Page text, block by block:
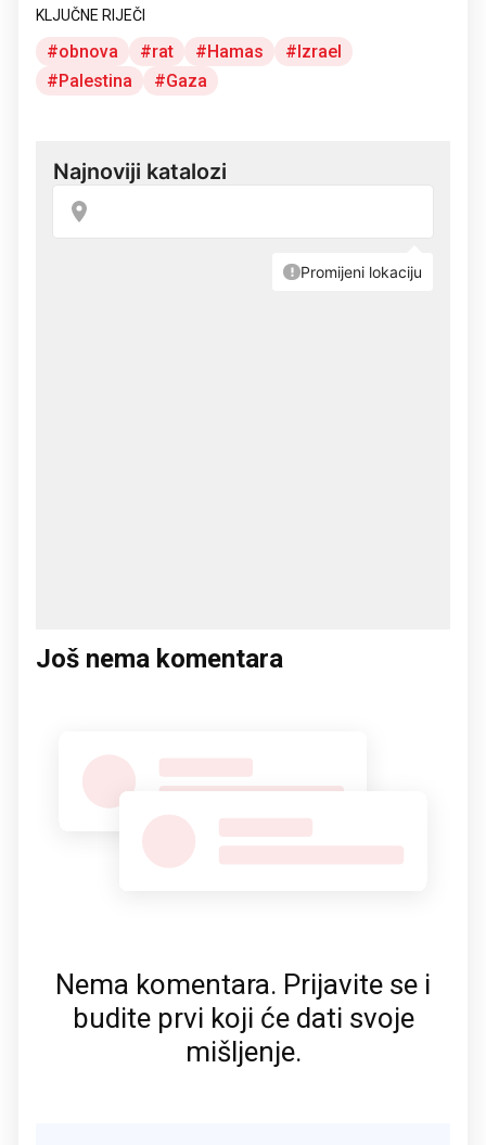
KLJUČNE RIJEČI
obnova rat Hamas
Izrael
Palestina
Gaza
Još nema komentara
Nema komentara. Prijavite se i
budite prvi koji će dati svoje
mišljenje.